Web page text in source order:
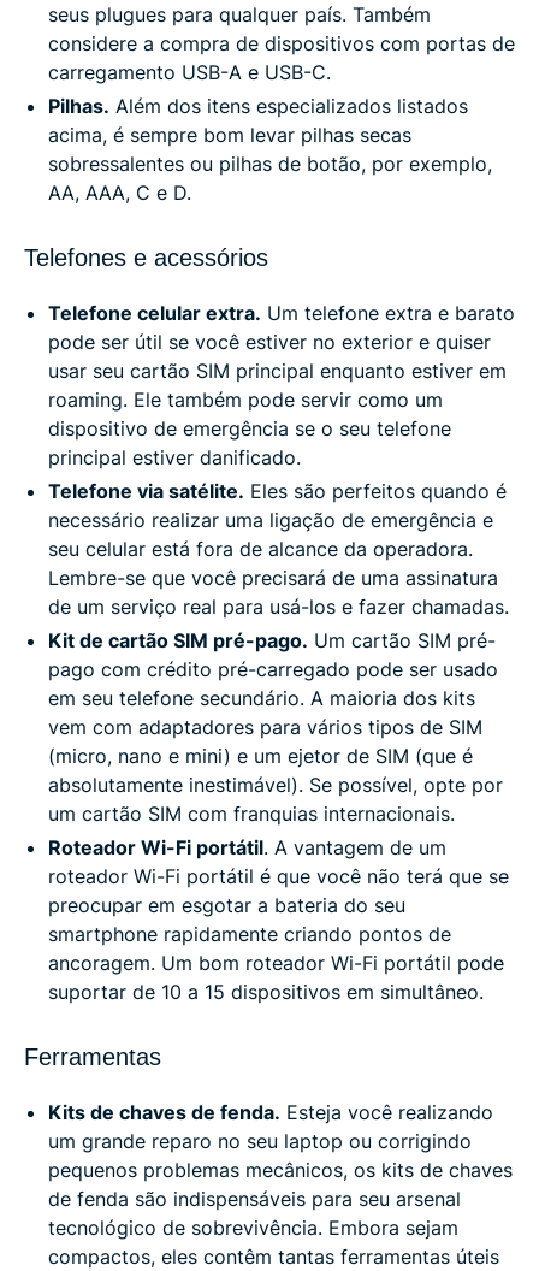
seus plugues para qualquer país. Também
considere a compra de dispositivos com portas de
carregamento USB-A e USB-C.
Pilhas. Além dos itens especializados listados
acima, é sempre bom levar pilhas secas
sobressalentes ou pilhas de botão, por exemplo,
AA, AAA, C e D.
Telefones e acessórios
Telefone celular extra. Um telefone extra e barato
pode ser útil se você estiver no exterior e quiser
usar seu cartão SIM principal enquanto estiver em
roaming. Ele também pode servir como um
dispositivo de emergência se o seu telefone
principal estiver danificado.
Telefone via satélite. Eles são perfeitos quando é
necessário realizar uma ligação de emergência e
seu celular está fora de alcance da operadora.
Lembre-se que você precisará de uma assinatura
de um serviço real para usá-los e fazer chamadas.
Kit de cartão SIM pré-pago. Um cartão SIM pré-
pago com crédito pré-carregado pode ser usado
em seu telefone secundário. A maioria dos kits
vem com adaptadores para vários tipos de SIM
(micro, nano e mini) e um ejetor de SIM (que é
absolutamente inestimável). Se possível, opte por
um cartão SIM com franquias internacionais.
Roteador Wi-Fi portátil. A vantagem de um
roteador Wi-Fi portátil é que você não terá que se
preocupar em esgotar a bateria do seu
smartphone rapidamente criando pontos de
ancoragem. Um bom roteador Wi-Fi portátil pode
suportar de 10 a 15 dispositivos em simultâneo.
Ferramentas
Kits de chaves de fenda. Esteja você realizando
um grande reparo no seu laptop ou corrigindo
pequenos problemas mecânicos, os kits de chaves
de fenda são indispensáveis para seu arsenal
tecnológico de sobrevivência. Embora sejam
compactos, eles contêm tantas ferramentas úteis